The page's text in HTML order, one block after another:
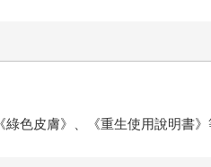
綠色皮膚》、《重生使用說明書